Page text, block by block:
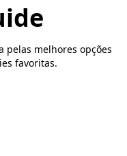
pelas melhores opções
favoritas.